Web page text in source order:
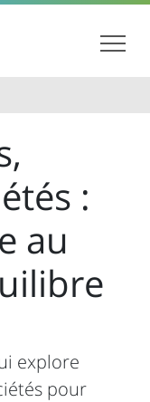
:
au
explore
pour